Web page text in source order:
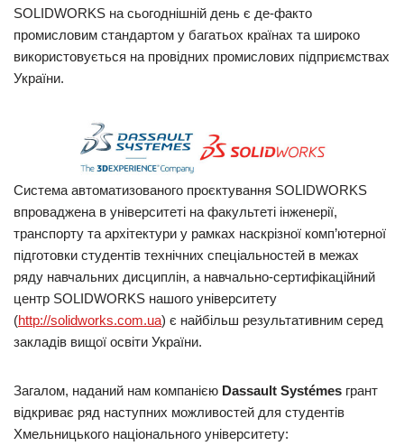
SOLIDWORKS на сьогоднішній день є де-факто
промисловим стандартом у багатьох країнах та широко
використовується на провідних промислових підприємствах
України.
Система автоматизованого проєктування SOLIDWORKS
впроваджена в університеті на факультеті інженерії,
транспорту та архітектури у рамках наскрізної комп’ютерної
підготовки студентів технічних спеціальностей в межах
ряду навчальних дисциплін, а навчально-сертифікаційний
центр SOLIDWORKS нашого університету
(http://solidworks.com.ua) є найбільш результативним серед
закладів вищої освіти України.
Загалом, наданий нам компанією Dassault Systémes грант
відкриває ряд наступних можливостей для студентів
Хмельницького національного університету: